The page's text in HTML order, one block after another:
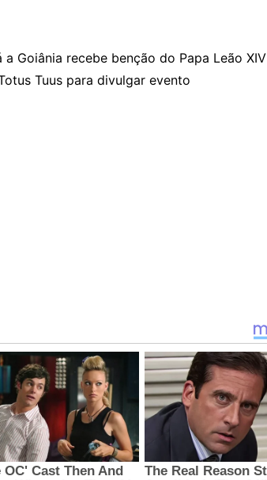
Goiânia recebe benção do Papa Leão XIV
Tuus para divulgar evento